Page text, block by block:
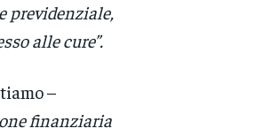
previdenziale,
alle cure”.
–
finanziaria